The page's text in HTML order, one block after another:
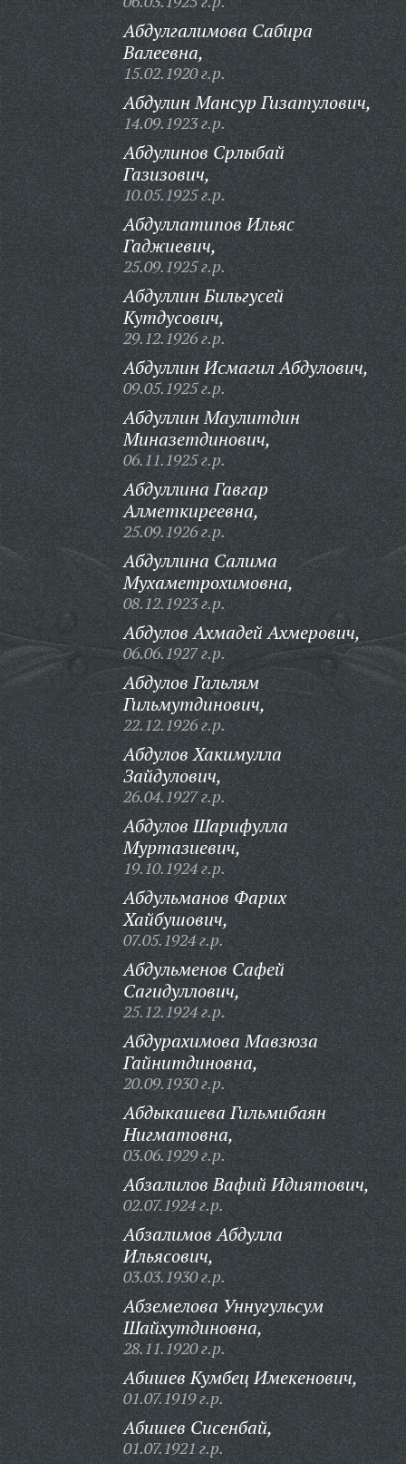
Абдулгалимова Сабира
Валеевна,
15.02.1920 г.р.
Абдулин Мансур Гизатулович,
14.09.1923 г.р.
Абдулинов Срлыбай
Газизович,
10.05.1925 г.р.
Абдуллатипов Ильяс
Гаджиевич,
25.09.1925 г.р.
Абдуллин Бильгусей
Кутдусович,
29.12.1926 г.р.
Абдуллин Исмагил Абдулович,
09.05.1925 г.р.
Абдуллин Маулитдин
Миназетдинович,
06.11.1925 г.р.
Абдуллина Гавгар
Алметкиреевна,
25.09.1926 г.р.
Абдуллина Салима
Мухаметрохимовна,
08.12.1923 г.р.
Абдулов Ахмадей Ахмерович,
06.06.1927 г.р.
Абдулов Гальлям
Гильмутдинович,
22.12.1926 г.р.
Абдулов Хакимулла
Зайдулович,
26.04.1927 г.р.
Абдулов Шарифулла
Муртазиевич,
19.10.1924 г.р.
Абдульманов Фарих
Хайбушович,
07.05.1924 г.р.
Абдульменов Сафей
Сагидуллович,
25.12.1924 г.р.
Абдурахимова Мавзюза
Гайнитдиновна,
20.09.1930 г.р.
Абдыкашева Гильмибаян
Нигматовна,
03.06.1929 г.р.
Абзалилов Вафий Идиятович,
02.07.1924 г.р.
Абзалимов Абдулла
Ильясович,
03.03.1930 г.р.
Абземелова Уннугульсум
Шайхутдиновна,
28.11.1920 г.р.
Абишев Кумбец Имекенович,
01.07.1919 г.р.
Абишев Сисенбай,
01.07.1921 г.р.